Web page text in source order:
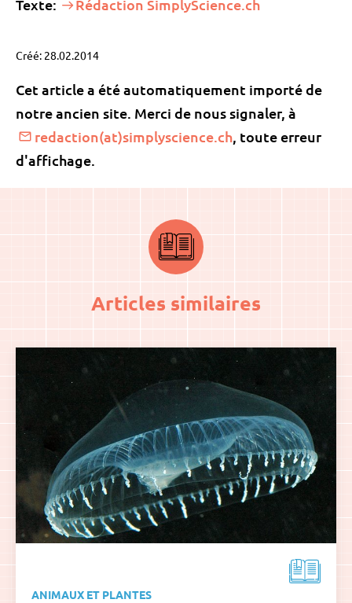
Texte: Rédaction SimplyScience.ch
Créé: 28.02.2014
Cet article a été automatiquement importé de
notre ancien site. Merci de nous signaler, à
redaction(at)simplyscience.ch, toute erreur
d'affichage.
Articles similaires
ANIMAUX ET PLANTES